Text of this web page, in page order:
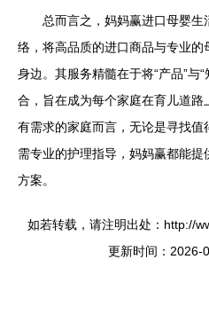
总而言之，妈妈赢进口母婴
络，将高品质的进口商品与专业
身边。其服务精髓在于将“产品”与“
合，旨在成为每个家庭在育儿道路
有需求的家庭而言，无论是寻找
需专业的护理指导，妈妈赢都能
方案。
如若转载，请注明出处：http://
更新时间：2026-